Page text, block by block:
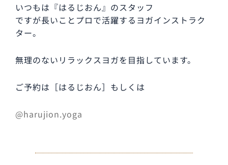
いつもは『はるじおん』のスタッフ
ですが長いことプロで活躍するヨガインストラク
ター。
無理のないリラックスヨガを目指しています。
ご予約は［はるじおん］もしくは
@harujion.yoga